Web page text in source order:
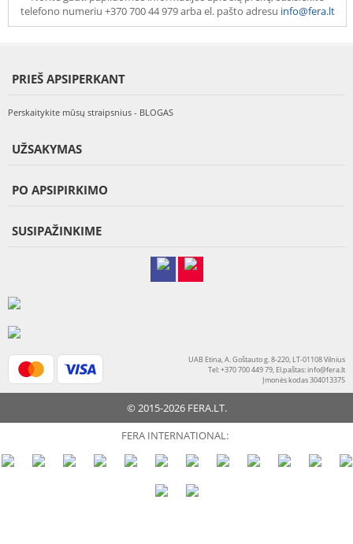
telefono numeriu +370 700 44 979 arba el. pašto adresu info@fera.lt
PRIEŠ APSIPERKANT
Perskaitykite mūsų straipsnius - BLOGAS
UŽSAKYMAS
PO APSIPIRKIMO
SUSIPAŽINKIME
UAB Etina, A. Goštauto g. 8-220, LT-01108 Vilnius
Tel: +370 700 449 79, El.paštas:info@fera.lt
Įmonės kodas 304013375
© 2015-2026 FERA.LT.
FERA INTERNATIONAL: